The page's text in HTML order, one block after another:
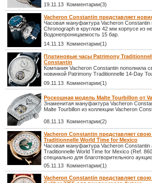
19.11.13 Комментарии(3)
Vacheron Constantin представляет
Часовая мануфактура Vacheron
Chronograph в круглом 42 мм корпусе из
Водонепроницаемость 15 бар.
14.11.13 Комментарии(1)
Платиновые часы Patrimony
Constantin
Компания Vacheron Constantin пополнила
новинкой Patrimony Traditionnelle 14-Day
09.11.13 Комментарии(1)
Роскошная модель Malte Tourbillon от
Знаменитая мануфактура Vacheron
Malte Tourbillon из коллекции Vacheron
08.11.13 Комментарии(2)
Vacheron Constantin представляет
Traditionnelle World Time for Mexico
Часовая мануфактура Vacheron
Traditionnelle World Time for Mexico (Ref.
специально для благотворительного
05.11.13 Комментарии(1)
Vacheron Constantin представляет